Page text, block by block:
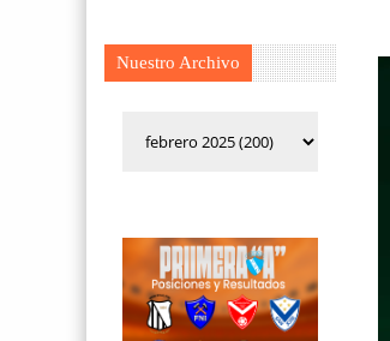
Nuestro Archivo